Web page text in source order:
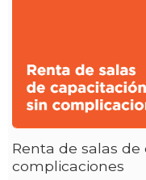
Renta de salas
complicaciones